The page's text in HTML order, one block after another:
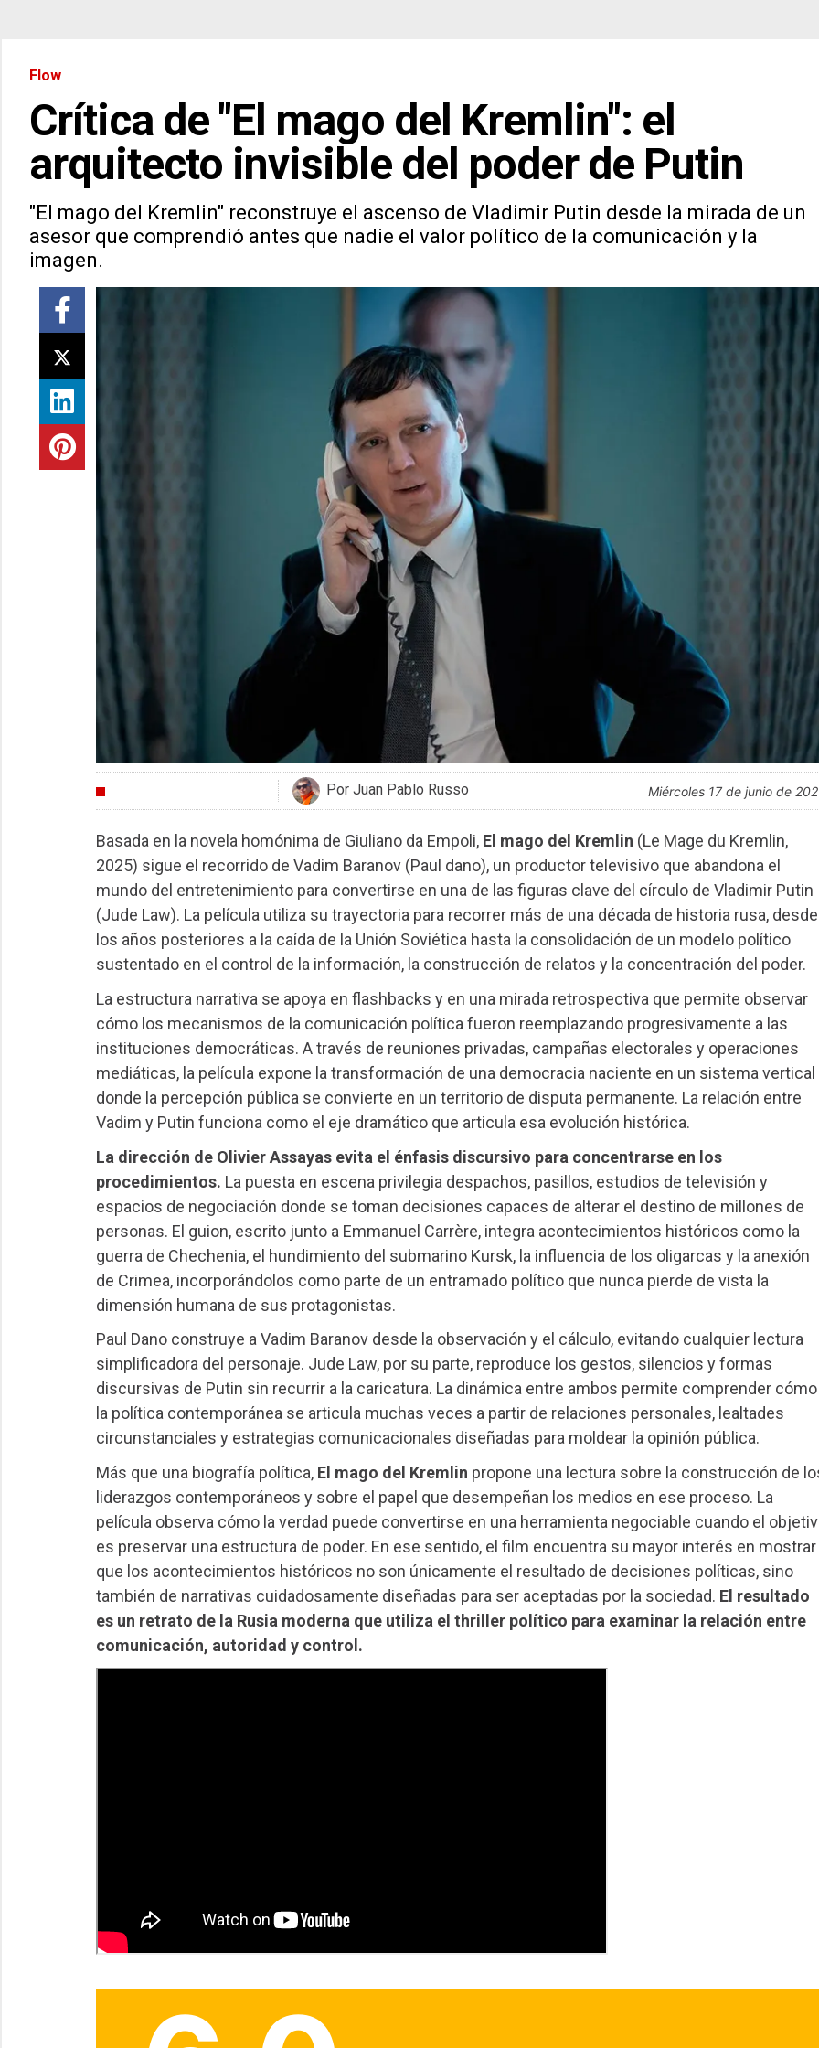
Flow
Crítica de "El mago del Kremlin": el
arquitecto invisible del poder de Putin
"El mago del Kremlin" reconstruye el ascenso de Vladimir Putin desde la mirada de un
asesor que comprendió antes que nadie el valor político de la comunicación y la
imagen.
Por Juan Pablo Russo miércoles 17 de junio de
Basada en la novela homónima de Giuliano da Empoli, El mago del Kremlin (Le Mage du Kremlin,
2025) sigue el recorrido de Vadim Baranov (Paul dano), un productor televisivo que abandona el
mundo del entretenimiento para convertirse en una de las figuras clave del círculo de Vladimir Putin
(Jude Law). La película utiliza su trayectoria para recorrer más de una década de historia rusa, desde
los años posteriores a la caída de la Unión Soviética hasta la consolidación de un modelo político
sustentado en el control de la información, la construcción de relatos y la concentración del poder.
La estructura narrativa se apoya en flashbacks y en una mirada retrospectiva que permite observar
cómo los mecanismos de la comunicación política fueron reemplazando progresivamente a las
instituciones democráticas. A través de reuniones privadas, campañas electorales y operaciones
mediáticas, la película expone la transformación de una democracia naciente en un sistema vertical
donde la percepción pública se convierte en un territorio de disputa permanente. La relación entre
Vadim y Putin funciona como el eje dramático que articula esa evolución histórica.
La dirección de Olivier Assayas evita el énfasis discursivo para concentrarse en los
procedimientos. La puesta en escena privilegia despachos, pasillos, estudios de televisión y
espacios de negociación donde se toman decisiones capaces de alterar el destino de millones de
personas. El guion, escrito junto a Emmanuel Carrère, integra acontecimientos históricos como la
guerra de Chechenia, el hundimiento del submarino Kursk, la influencia de los oligarcas y la anexión
de Crimea, incorporándolos como parte de un entramado político que nunca pierde de vista la
dimensión humana de sus protagonistas.
Paul Dano construye a Vadim Baranov desde la observación y el cálculo, evitando cualquier lectura
simplificadora del personaje. Jude Law, por su parte, reproduce los gestos, silencios y formas
discursivas de Putin sin recurrir a la caricatura. La dinámica entre ambos permite comprender cómo
la política contemporánea se articula muchas veces a partir de relaciones personales, lealtades
circunstanciales y estrategias comunicacionales diseñadas para moldear la opinión pública.
Más que una biografía política,El mago del Kremlin propone una lectura sobre la construcción de
liderazgos contemporáneos y sobre el papel que desempeñan los medios en ese proceso. La
película observa cómo la verdad puede convertirse en una herramienta negociable cuando el
es preservar una estructura de poder. En ese sentido, el film encuentra su mayor interés en mostrar
que los acontecimientos históricos no son únicamente el resultado de decisiones políticas, sino
también de narrativas cuidadosamente diseñadas para ser aceptadas por la sociedad. El resultado
es un retrato de la Rusia moderna que utiliza el thriller político para examinar la relación entre
comunicación, autoridad y control.